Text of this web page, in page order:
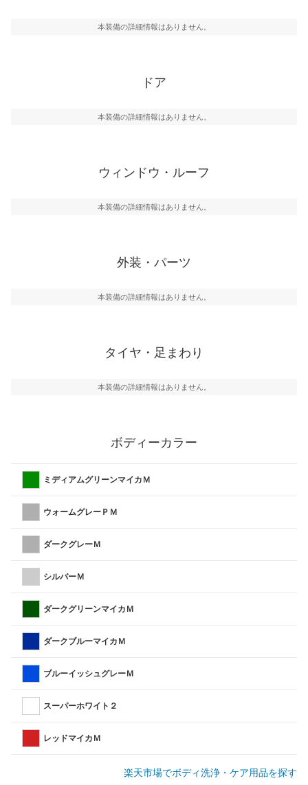
本装備の詳細情報はありません。
ドア
本装備の詳細情報はありません。
ウィンドウ・ルーフ
本装備の詳細情報はありません。
外装・パーツ
本装備の詳細情報はありません。
タイヤ・足まわり
本装備の詳細情報はありません。
ボディーカラー
ミディアムグリーンマイカＭ
ウォームグレーＰＭ
ダークグレーＭ
シルバーＭ
ダークグリーンマイカＭ
ダークブルーマイカＭ
ブルーイッシュグレーＭ
スーパーホワイト２
レッドマイカＭ
楽天市場でボディ洗浄・ケア用品を探す